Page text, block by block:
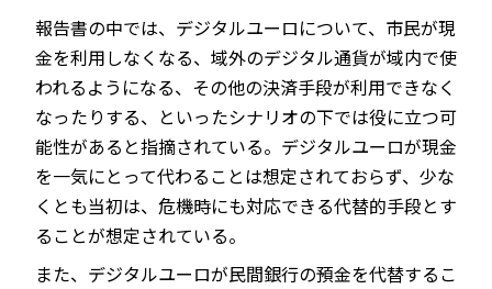
報告書の中では、デジタルユーロについて、市民が現
金を利用しなくなる、域外のデジタル通貨が域内で使
われるようになる、その他の決済手段が利用できなく
なったりする、といったシナリオの下では役に立つ可
能性があると指摘されている。デジタルユーロが現金
を一気にとって代わることは想定されておらず、少な
くとも当初は、危機時にも対応できる代替的手段とす
ることが想定されている。
また、デジタルユーロが民間銀行の預金を代替するこ